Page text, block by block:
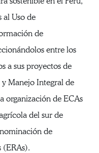
al Uso de
de
entre los
a sus proyectos de
Manejo Integral de
organización de ECAs
del sur de
de
(ERAs).